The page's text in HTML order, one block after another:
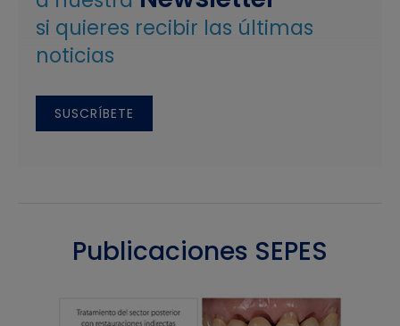
si quieres recibir las últimas
noticias
SUSCRÍBETE
Publicaciones SEPES